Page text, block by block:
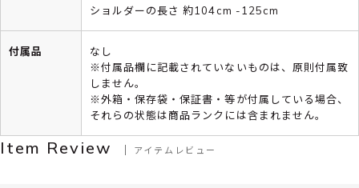
ショルダーの長さ 約104cm -125cm
付属品
なし
※付属品欄に記載されていないものは、原則付属致
しません。
※外箱・保存袋・保証書・等が付属している場合、
それらの状態は商品ランクには含まれません。
Item Review アイテムレビュー